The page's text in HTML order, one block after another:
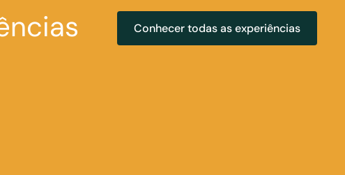
Conhecer todas as experiências